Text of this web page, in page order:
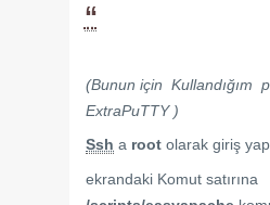
“
(Bunun için Kullandığım
ExtraPuTTY )
Ssh a root olarak giriş
ekrandaki Komut satırına